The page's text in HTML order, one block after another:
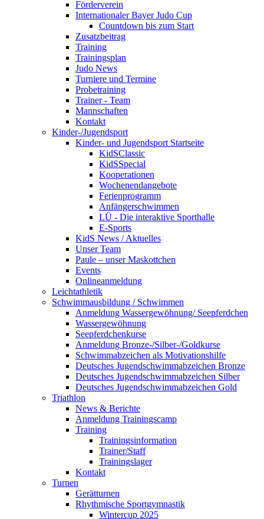
Förderverein
Internationaler Bayer Judo Cup
Countdown bis zum Start
Zusatzbeitrag
Training
Trainingsplan
Judo News
Turniere und Termine
Probetraining
Trainer - Team
Mannschaften
Kontakt
Kinder-/Jugendsport
Kinder- und Jugendsport Startseite
KidSClassic
KidSSpecial
Kooperationen
Wochenendangebote
Ferienprogramm
Anfängerschwimmen
LÜ - Die interaktive Sporthalle
E-Sports
KidS News / Aktuelles
Unser Team
Paule – unser Maskottchen
Events
Onlineanmeldung
Leichtathletik
Schwimmausbildung / Schwimmen
Anmeldung Wassergewöhnung/ Seepferdchen
Wassergewöhnung
Seepferdchenkurse
Anmeldung Bronze-/Silber-/Goldkurse
Schwimmabzeichen als Motivationshilfe
Deutsches Jugendschwimmabzeichen Bronze
Deutsches Jugendschwimmabzeichen Silber
Deutsches Jugendschwimmabzeichen Gold
Triathlon
News & Berichte
Anmeldung Trainingscamp
Training
Trainingsinformation
Trainer/Staff
Trainingslager
Kontakt
Turnen
Gerätturnen
Rhythmische Sportgymnastik
Wintercup 2025